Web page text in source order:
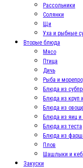
Рассольники
Солянки
Щи
Уха и рыбные
Вторые блюда
Мясо
Птица
Дичь
Рыба и
Блюда из
Блюда из круп
Блюда из
Блюда из яиц
Блюда из теста
Блюда из
Плов
Шашлыки и
Закуски